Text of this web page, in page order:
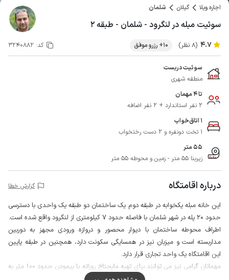
اجاره ویلا گیلان شلمان
سوئیت مبله در لنگرود - شلمان - طبقه ۲
4.7 (8 نظر) 10+ رزرو موفق کد: 3240882
سوئیت دربست
منطقه شهری
تا 4 مهمان
2 نفر استاندارد + 2 نفر اضافه
1 اتاق‌خواب
1 تخت دونفره و 2 دست رختخواب
55 متر
زیربنا 55 متر - زمین و محوطه 55 متر
درباره اقامتگاه گزارش خطا
این خانه مبله یکخوابه در طبقه دوم یک ساختمان دو طبقه یک واحدی با دسترسی
حدود 20 پله در شهر شلمان با فاصله حدود 7 کیلومتری از لنگرود واقع شده است.
اطراف محوطه ساختمان با دیوار محصور و دروازه ورودی مجهز به دوربین
مداربسته است و میزبان نیز در همسایگی سکونت دارد، همچنین در طبقه پایین
این اقامتگاه یک واحد تجاری قرار دارد.
مهمانان گرامی نیز می توانند برای تهیه مایحتاج روزانه با پیمودن حدود 100 متر به